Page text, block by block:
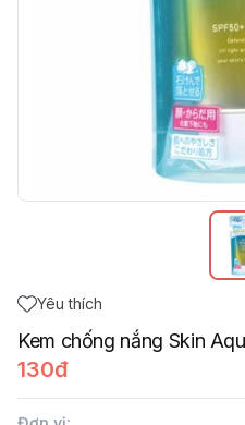
Yêu thích
Kem chống nắng Skin
130đ